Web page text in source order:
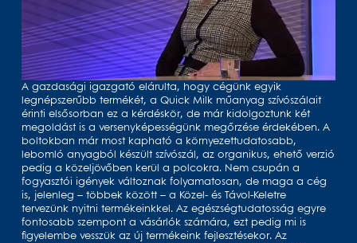
A gazdasági igazgató elárulta, hogy cégünk egyik
legnépszerűbb termékét, a Quick Milk műanyag szívószálait
érinti elsősorban ez a kérdéskör, de már kidolgoztunk két
megoldást is a versenyképességünk megőrzése érdekében. A
boltokban már most kapható a környezettudatosabb,
lebomló anyagból készült szívószál, az organikus, ehető verzió
pedig a közeljövőben kerül a polcokra. Nem csupán a
fogyasztói igények változnak folyamatosan, de maga a cég
is, jelenleg – többek között – a Közel- és Távol-Keletre
tervezünk nyitni termékeinkkel. Az egészségtudatosság egyre
fontosabb szempont a vásárlók számára, ezt pedig mi is
figyelembe vesszük az új termékeink fejlesztésekor. Az